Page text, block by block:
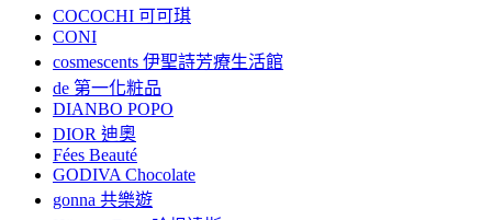
COCOCHI 可可琪
CONI
cosmescents 伊聖詩芳療生活館
de 第一化粧品
DIANBO POPO
DIOR 迪奧
Fées Beauté
GODIVA Chocolate
gonna 共樂遊